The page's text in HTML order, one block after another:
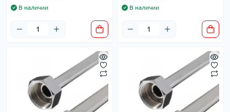
В наличии В наличии